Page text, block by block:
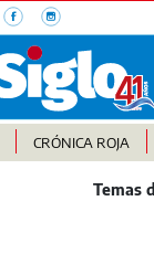
CRÓNICA ROJA